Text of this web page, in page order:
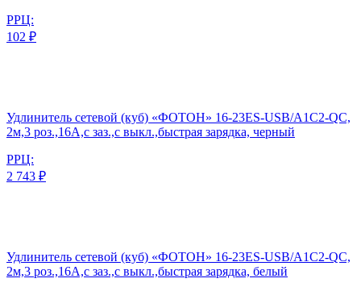
РРЦ:
102 ₽
Удлинитель сетевой (куб) «ФОТОН» 16-23ES-USB/A1C2-QC,
2м,3 роз.,16А,с заз.,с выкл.,быстрая зарядка, черный
РРЦ:
2 743 ₽
Удлинитель сетевой (куб) «ФОТОН» 16-23ES-USB/A1C2-QC,
2м,3 роз.,16А,с заз.,с выкл.,быстрая зарядка, белый